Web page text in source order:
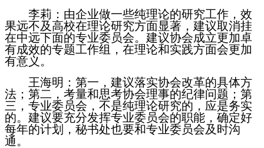
李莉：由企业做一些纯理论的研究工作，效
果远不及高校在理论研究方面显著，建议取消挂
在中远下面的专业委员会。建议协会成立更加卓
有成效的专题工作组，在理论和实践方面会更加
有意义。
王海明：第一，建议落实协会改革的具体方
法；第二，考量和思考协会理事的纪律问题；第
三，专业委员会，不是纯理论研究的，应是务实
的。建议要充分发挥专业委员会的职能，确定好
每年的计划，秘书处也要和专业委员会及时沟
通。